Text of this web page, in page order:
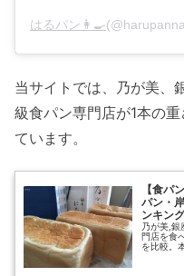
はるパン👩‍🍳
当サイトでは、乃が美、
級食パン専門店が1本の
ています。
【食パ
パン・
ンキン
乃が美,銀
門店を食
を比較。